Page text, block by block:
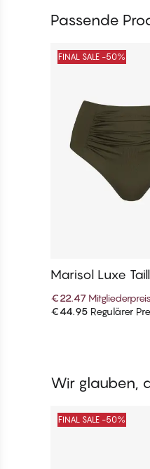
Passende
In den
FINAL SALE -50%
Marisol Luxe
€22.47 Mitgliederpreis
€44.95 Regulärer
Wir glauben,
FINAL SALE -50%